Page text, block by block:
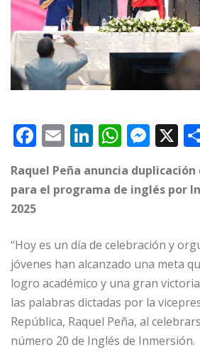
F
a
c
e
o
o
k
E
m
ai
l
Li
k
e
n
W
h
at
s
p
p
M
e
ss
e
g
e
r
X
Raquel Peña anuncia
para el programa de inglés por
2025
“Hoy es un día de celebración y
jóvenes han alcanzado una meta
logro académico y una gran
las palabras dictadas por la
República, Raquel Peña, al
número 20 de Inglés de Inmersión.